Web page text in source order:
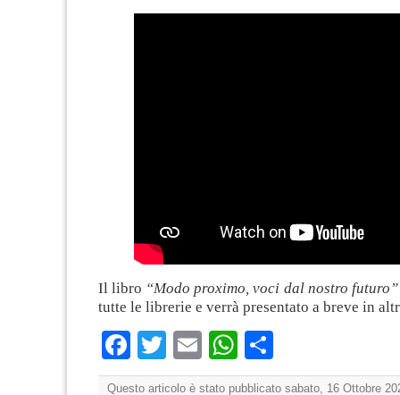
Il libro “Modo proximo, voci dal nostro futuro”
tutte le librerie e verrà presentato a breve in
Facebook
TwitterEmailWhatsApp
Questo articolo è stato pubblicato sabato, 16 Ottobre